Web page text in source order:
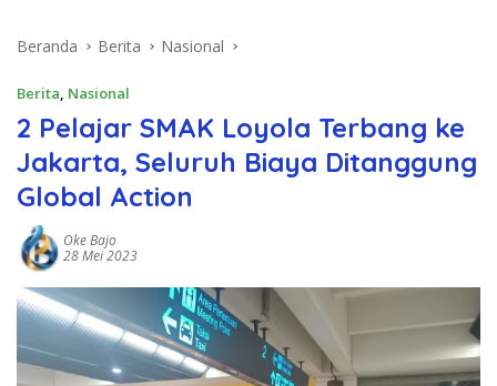
Beranda Berita Nasional
Berita, Nasional
2 Pelajar SMAK Loyola Terbang ke
Jakarta, Seluruh Biaya Ditanggung
Global Action
Oke Bajo
28 Mei 2023